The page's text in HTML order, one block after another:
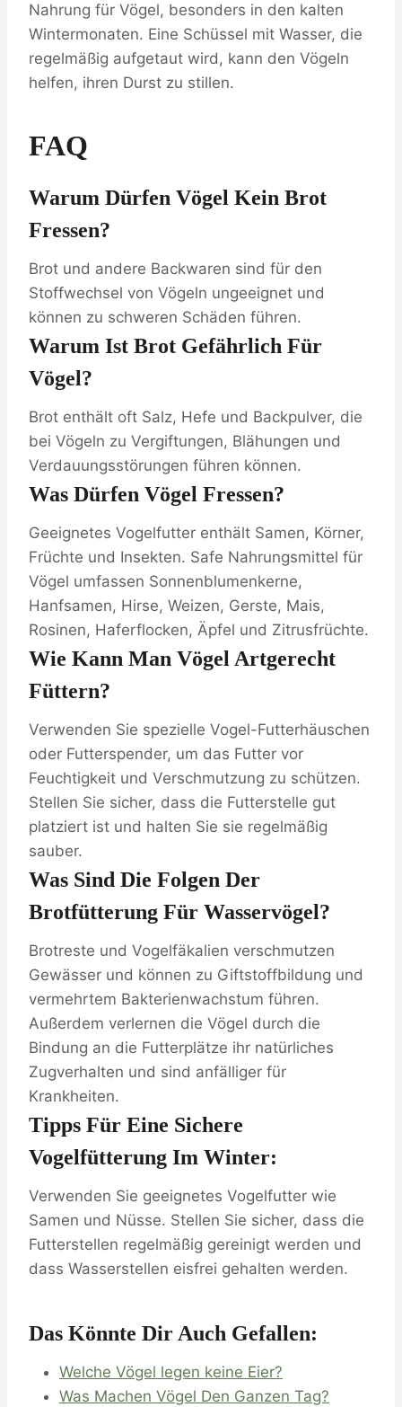
Nahrung für Vögel, besonders in den kalten
Wintermonaten. Eine Schüssel mit Wasser, die
regelmäßig aufgetaut wird, kann den Vögeln
helfen, ihren Durst zu stillen.
FAQ
Warum Dürfen Vögel Kein Brot
Fressen?
Brot und andere Backwaren sind für den
Stoffwechsel von Vögeln ungeeignet und
können zu schweren Schäden führen.
Warum Ist Brot Gefährlich Für
Vögel?
Brot enthält oft Salz, Hefe und Backpulver, die
bei Vögeln zu Vergiftungen, Blähungen und
Verdauungsstörungen führen können.
Was Dürfen Vögel Fressen?
Geeignetes Vogelfutter enthält Samen, Körner,
Früchte und Insekten. Safe Nahrungsmittel für
Vögel umfassen Sonnenblumenkerne,
Hanfsamen, Hirse, Weizen, Gerste, Mais,
Rosinen, Haferflocken, Äpfel und Zitrusfrüchte.
Wie Kann Man Vögel Artgerecht
Füttern?
Verwenden Sie spezielle Vogel-Futterhäuschen
oder Futterspender, um das Futter vor
Feuchtigkeit und Verschmutzung zu schützen.
Stellen Sie sicher, dass die Futterstelle gut
platziert ist und halten Sie sie regelmäßig
sauber.
Was Sind Die Folgen Der
Brotfütterung Für Wasservögel?
Brotreste und Vogelfäkalien verschmutzen
Gewässer und können zu Giftstoffbildung und
vermehrtem Bakterienwachstum führen.
Außerdem verlernen die Vögel durch die
Bindung an die Futterplätze ihr natürliches
Zugverhalten und sind anfälliger für
Krankheiten.
Tipps Für Eine Sichere
Vogelfütterung Im Winter:
Verwenden Sie geeignetes Vogelfutter wie
Samen und Nüsse. Stellen Sie sicher, dass die
Futterstellen regelmäßig gereinigt werden und
dass Wasserstellen eisfrei gehalten werden.
Das Könnte Dir Auch Gefallen:
Welche Vögel legen keine Eier?
Was Machen Vögel Den Ganzen Tag?